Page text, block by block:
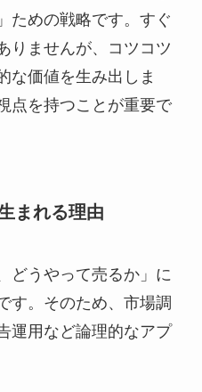
ための戦略です。すぐ
りませんが、コツコツ
な価値を生み出しま
点を持つことが重要で
まれる理由
どうやって売るか」に
す。そのため、市場調
運用など論理的なアプ